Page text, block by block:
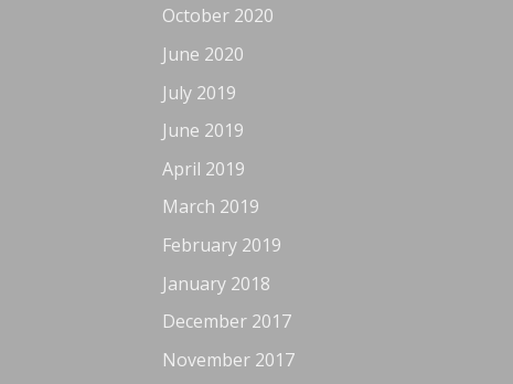
October 2020
June 2020
July 2019
June 2019
April 2019
March 2019
February 2019
January 2018
December 2017
November 2017